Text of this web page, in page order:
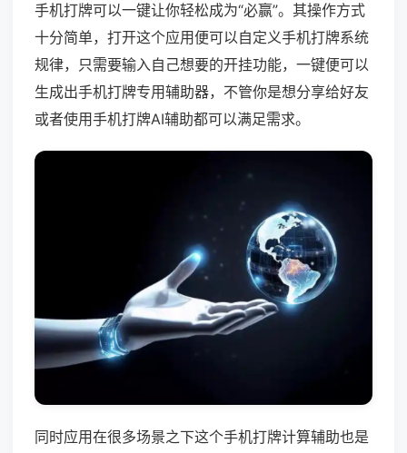
手机打牌可以一键让你轻松成为“必赢”。其操作方式
十分简单，打开这个应用便可以自定义手机打牌系统
规律，只需要输入自己想要的开挂功能，一键便可以
生成出手机打牌专用辅助器，不管你是想分享给好友
或者使用手机打牌AI辅助都可以满足需求。
同时应用在很多场景之下这个手机打牌计算辅助也是